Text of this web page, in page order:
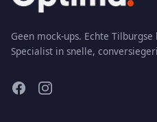
Geen mock-ups. Echte
Specialist in snelle,